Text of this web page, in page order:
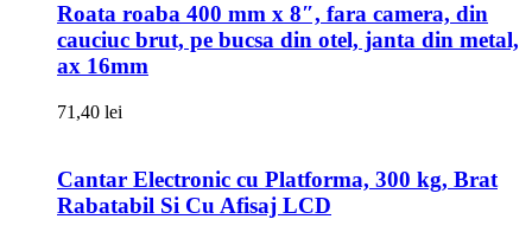
Roata roaba 400 mm x 8″, fara camera, din
cauciuc brut, pe bucsa din otel, janta din metal,
ax 16mm
71,40 lei
Cantar Electronic cu Platforma, 300 kg, Brat
Rabatabil Si Cu Afisaj LCD